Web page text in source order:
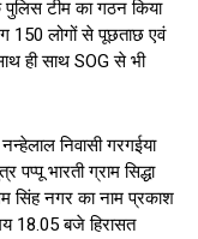
पुलिस टीम का गठन किया
150 लोगों से पूछताछ एवं
ही साथ SOG से भी
निवासी गरगईया
भारती ग्राम सिद्धा
सिंह नगर का नाम प्रकाश
18.05 बजे हिरासत